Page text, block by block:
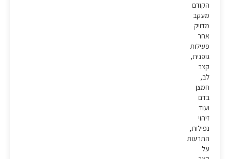
הקודם
מעקב
מדויק
אחר
פעילות
גופנית,
קצב
לב,
חמצן
בדם
ועוד
זיהוי
נפילות,
התרעות
על